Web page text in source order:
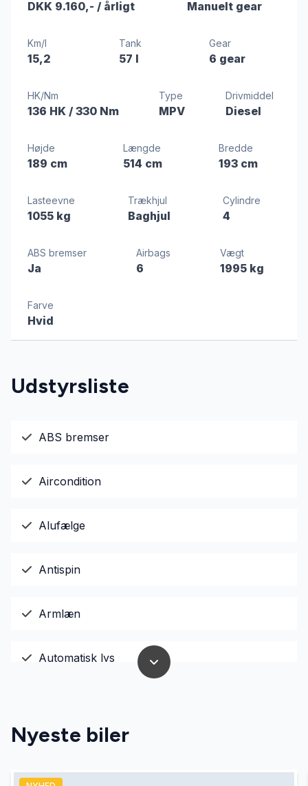
DKK 9.160,- / årligt Manuelt gear
Km/l
15,2
Tank
57 l
Gear
6 gear
HK/Nm
136 HK / 330 Nm
Type
MPV
Drivmiddel
Diesel
Højde
189 cm
Længde
514 cm
Bredde
193 cm
Lasteevne
1055 kg
Trækhjul
Baghjul
Cylindre
4
ABS bremser
Ja
Airbags
6
Vægt
1995 kg
Farve
Hvid
Udstyrsliste
ABS bremser
Aircondition
Alufælge
Antispin
Armlæn
Automatisk lys
Bluetooth
Nyeste biler